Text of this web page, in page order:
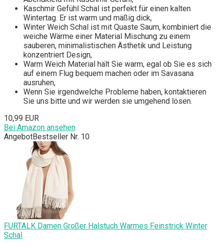
Kaschmir Gefühl Schal ist perfekt für einen kalten
Wintertag. Er ist warm und mäßig dick,
Winter Weich Schal ist mit Quaste Saum, kombiniert die
weiche Wärme einer Material Mischung zu einem
sauberen, minimalistischen Ästhetik und Leistung
konzentriert Design,
Warm Weich Material hält Sie warm, egal ob Sie es sich
auf einem Flug bequem machen oder im Savasana
ausruhen,
Wenn Sie irgendwelche Probleme haben, kontaktieren
Sie uns bitte und wir werden sie umgehend lösen.
10,99 EUR
Bei Amazon ansehen
AngebotBestseller Nr. 10
FURTALK Damen Großer Halstuch Warmes Feinstrick Winter
Schal